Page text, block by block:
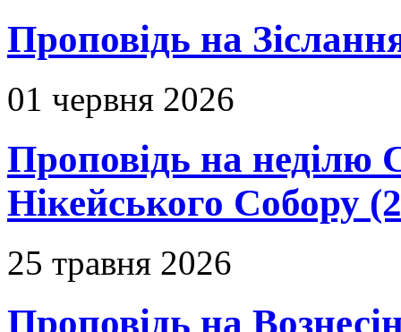
Проповідь на
01 червня 2026
Проповідь на неділю
Нікейського Собору
25 травня 2026
Проповідь на